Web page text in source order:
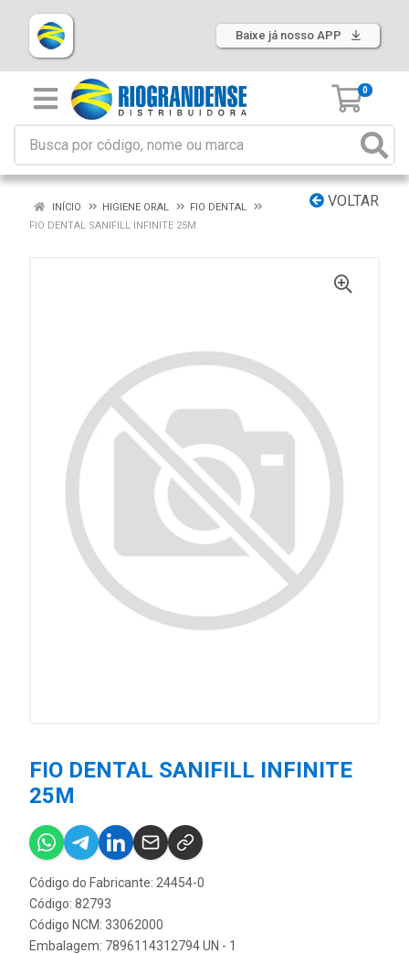
Baixe já nosso APP
0
VOLTAR
INÍCIO HIGIENE ORAL
FIO DENTAL
FIO DENTAL SANIFILL INFINITE 25M
FIO DENTAL SANIFILL INFINITE
25M
Código do Fabricante: 24454-0
Código: 82793
Código NCM: 33062000
Embalagem: 7896114312794 UN - 1